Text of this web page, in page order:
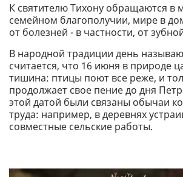
К святителю Тихону обращаются в
семейном благополучии, мире в
от болезней - в частности, от
В народной традиции день
считается, что 16 июня в природе
тишина: птицы поют все реже, и
продолжает свое пение до дня
этой датой были связаны обычаи
труда: например, в деревнях
совместные сельские работы.